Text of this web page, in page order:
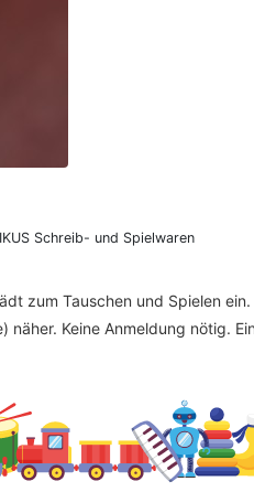
Schreib- und Spielwaren
zum Tauschen und Spielen
näher. Keine Anmeldung nötig.